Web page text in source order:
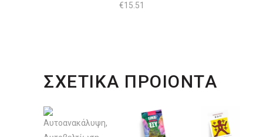
€15.51
ΣΧΕΤΙΚΑ ΠΡΟΙΟΝΤΑ